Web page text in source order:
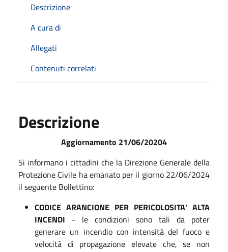
Descrizione
A cura di
Allegati
Contenuti correlati
Descrizione
Aggiornamento 21/06/20204
Si informano i cittadini che la Direzione Generale della
Protezione Civile ha emanato per il giorno 22/06/2024
il seguente Bollettino:
CODICE ARANCIONE PER PERICOLOSITA’ ALTA
INCENDI - le condizioni sono tali da poter
generare un incendio con intensità del fuoco e
velocità di propagazione elevate che, se non